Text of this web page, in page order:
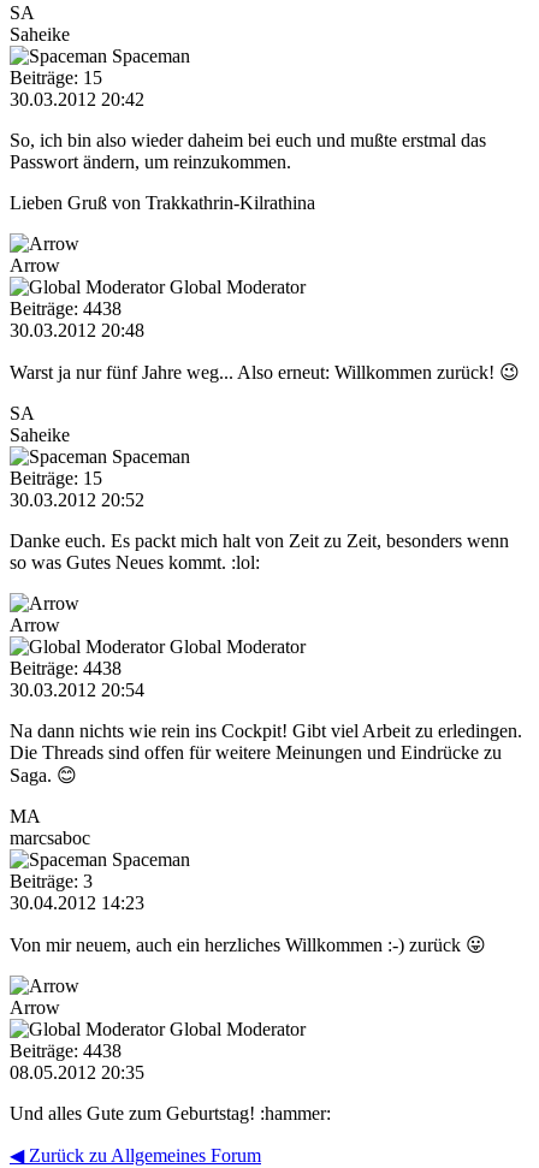
SA
Saheike
Spaceman
Beiträge: 15
30.03.2012 20:42
So, ich bin also wieder daheim bei euch und mußte erstmal das
Passwort ändern, um reinzukommen.
Lieben Gruß von Trakkathrin-Kilrathina
Arrow
Global Moderator
Beiträge: 4438
30.03.2012 20:48
Warst ja nur fünf Jahre weg... Also erneut: Willkommen zurück! 😉
SA
Saheike
Spaceman
Beiträge: 15
30.03.2012 20:52
Danke euch. Es packt mich halt von Zeit zu Zeit, besonders wenn
so was Gutes Neues kommt. :lol:
Arrow
Global Moderator
Beiträge: 4438
30.03.2012 20:54
Na dann nichts wie rein ins Cockpit! Gibt viel Arbeit zu erledingen.
Die Threads sind offen für weitere Meinungen und Eindrücke zu
Saga. 😊
MA
marcsaboc
Spaceman
Beiträge: 3
30.04.2012 14:23
Von mir neuem, auch ein herzliches Willkommen :-) zurück 😛
Arrow
Global Moderator
Beiträge: 4438
08.05.2012 20:35
Und alles Gute zum Geburtstag! :hammer:
◀ Zurück zu Allgemeines Forum